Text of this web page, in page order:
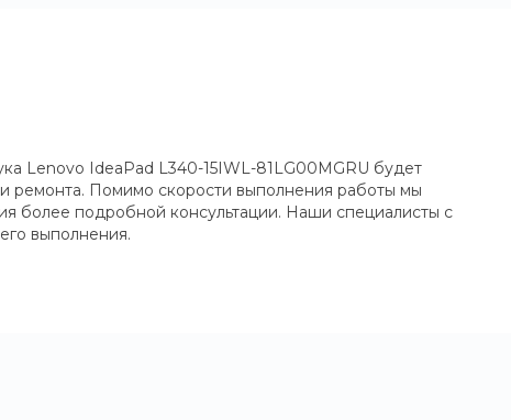
Lenovo IdeaPad L340-15IWL-81LG00MGRU будет
ремонта. Помимо скорости выполнения работы мы
более подробной консультации. Наши специалисты с
выполнения.